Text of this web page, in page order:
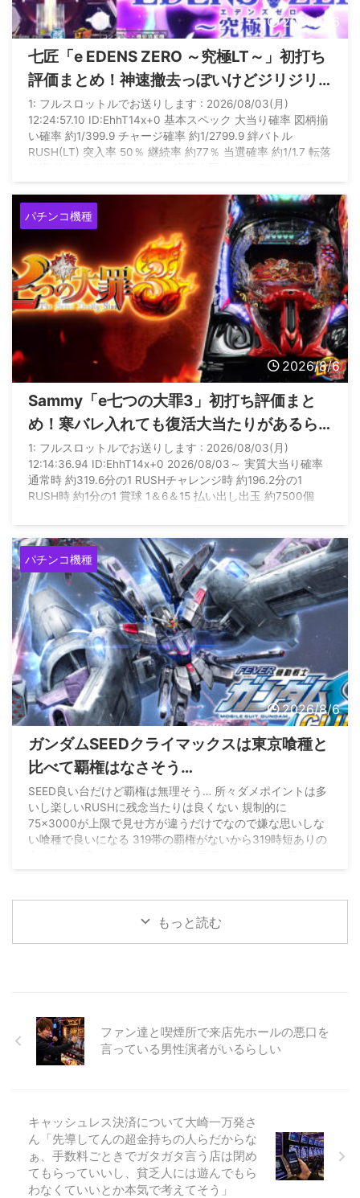
2026/8/6
七匠「e EDENS ZERO ～究極LT～」初打ち
評価まとめ！神速撤去っぽいけどジリジリ
人気出る機種ってあったか？
1: フルスロットルでお送りします : 2026/08/03(月)
12:24:57.10 ID:EhhT14x+0 基本スペック 大当り確率 図柄揃
い確率 約1/399.9 チャージ確率 約1/2799.9 絆バトル
RUSH(LT) 突入率 50％ 継続率 約77％ 当選確率 約1/1.7 転落
1/4.2 継続回数 転落or実質次回まで 賞球数 1＆5＆ ...
パチンコ機種
2026/8/6
Sammy「e七つの大罪3」初打ち評価まと
め！寒バレ入れても復活大当たりがあるら
しいぞ
1: フルスロットルでお送りします : 2026/08/03(月)
12:14:36.94 ID:EhhT14x+0 2026/08/03～ 実質大当り確率
通常時 約319.6分の1 RUSHチャレンジ時 約196.2分の1
RUSH時 約1分の1 賞球 1＆6＆15 払い出し出玉 約7500個
2700個（10R回＋2R×4回） 約1500個（2R×5回） 約450 ...
パチンコ機種
2026/8/6
ガンダムSEEDクライマックスは東京喰種と
比べて覇権はなさそう…
SEED良い台だけど覇権は無理そう… 所々ダメポイントは多
いし楽しいRUSHに残念当たりは良くない 規制的に
75×3000が上限で見せ方が違うだけでなので嫌な思いしな
い喰種で良いになる 319帯の覇権がないから319時短ありの
4, 2026
もっと読む
ファン達と喫煙所で来店先ホールの悪口を
言っている男性演者がいるらしい
キャッシュレス決済について大崎一万発さ
ん「先導してんの超金持ちの人らだからな
ぁ、手数料ごときでガタガタ言う店は閉め
てもらっていいし、貧乏人には遊んでもら
わなくていいとか本気で考えてそう」